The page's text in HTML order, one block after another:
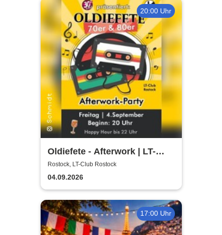
20:00 Uhr
Oldiefete - Afterwork | LT-
Club Rostock
Rostock, LT-Club Rostock
04.09.2026
17:00 Uhr